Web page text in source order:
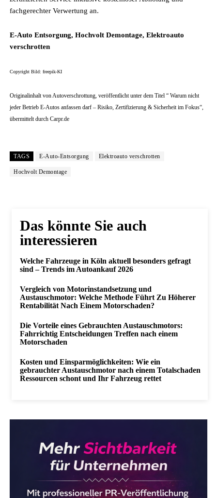
fachgerechter Verwertung an.
E-Auto Entsorgung, Hochvolt Demontage, Elektroauto
verschrotten
Copyright Bild: freepik-KI
Originalinhalt von Autoverschrottung, veröffentlicht unter dem Titel “ Warum nicht
jeder Betrieb E-Autos anfassen darf – Risiko, Zertifizierung & Sicherheit im Fokus“,
übermittelt durch Carpr.de
TAGS E-Auto-Entsorgung Elektroauto verschrotten
Hochvolt Demontage
Das könnte Sie auch
interessieren
Welche Fahrzeuge in Köln aktuell besonders gefragt
sind – Trends im Autoankauf 2026
Vergleich von Motorinstandsetzung und
Austauschmotor: Welche Methode Führt Zu Höherer
Rentabilität Nach Einem Motorschaden?
Die Vorteile eines Gebrauchten Austauschmotors:
Fahrrichtig Entscheidungen Treffen nach einem
Motorschaden
Kosten und Einsparmöglichkeiten: Wie ein
gebrauchter Austauschmotor nach einem Totalschaden
Ressourcen schont und Ihr Fahrzeug rettet